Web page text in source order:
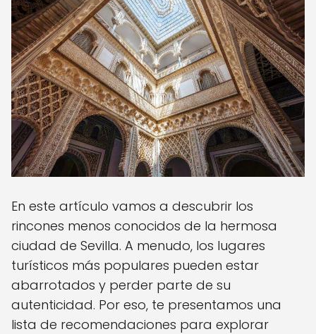
En este artículo vamos a descubrir los
rincones menos conocidos de la hermosa
ciudad de Sevilla. A menudo, los lugares
turísticos más populares pueden estar
abarrotados y perder parte de su
autenticidad. Por eso, te presentamos una
lista de recomendaciones para explorar